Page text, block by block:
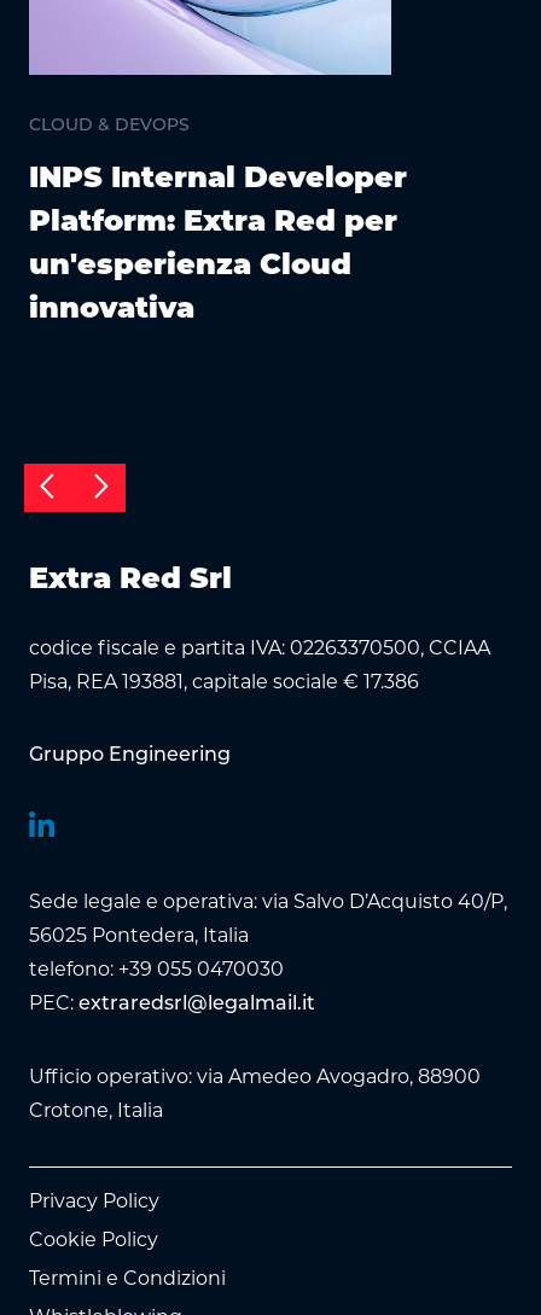
CLOUD & DEVOPS
INPS Internal Developer
Platform: Extra Red per
un'esperienza Cloud
innovativa
arrow_back_ios arrow_forward_ios
Extra Red Srl
codice fiscale e partita IVA: 02263370500, CCIAA
Pisa, REA 193881, capitale sociale € 17.386
Gruppo Engineering
Sede legale e operativa: via Salvo D’Acquisto 40/P,
56025 Pontedera, Italia
telefono: +39 055 0470030
PEC: extraredsrl@legalmail.it
Ufficio operativo: via Amedeo Avogadro, 88900
Crotone, Italia
Privacy Policy
Cookie Policy
Termini e Condizioni